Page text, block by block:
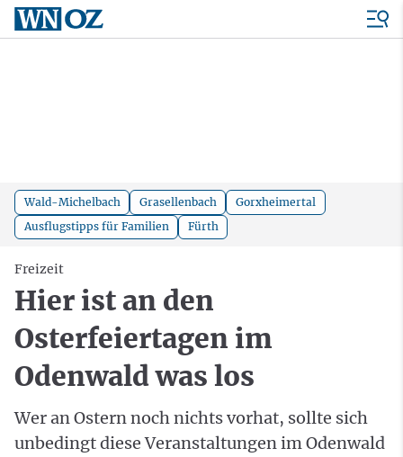
Wald-Michelbach Grasellenbach
Gorxheimertal
Ausflugstipps für Familien
Fürth
Freizeit
Hier ist an den
Osterfeiertagen im
Odenwald was los
Wer an Ostern noch nichts vorhat, sollte sich
unbedingt diese Veranstaltungen im Odenwald